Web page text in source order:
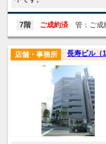
7階 ご成約済 管：ご成
長寿ビル
店舗・事務所